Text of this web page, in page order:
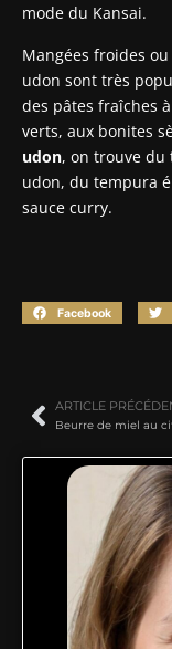
mode du Kansai.
Mangées froides
udon sont très
des pâtes fraîches
verts, aux bonites
udon, on trouve
udon, du tempura
sauce curry.
Facebook
ARTICLE